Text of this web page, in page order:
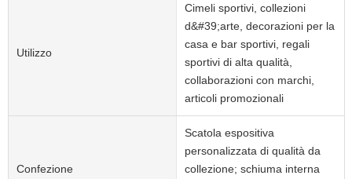
Utilizzo
Cimeli sportivi, collezioni
d&#39;arte, decorazioni per la
casa e bar sportivi, regali
sportivi di alta qualità,
collaborazioni con marchi,
articoli promozionali
Confezione
Scatola espositiva
personalizzata di qualità da
collezione; schiuma interna